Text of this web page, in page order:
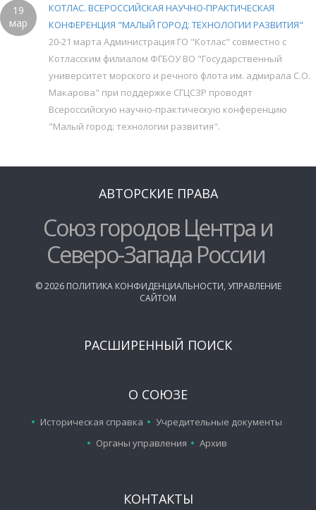
19
мар
КОТЛАС. ВСЕРОССИЙСКАЯ НАУЧНО-ПРАКТИЧЕСКАЯ
КОНФЕРЕНЦИЯ "МАЛЫЙ ГОРОД: ТЕХНОЛОГИИ РАЗВИТИЯ"
20-21 марта Администрация ГО "Котлас" совместно с
Котласским филиалом ФГБОУ ВО "Государственный
университет морского и речного флота им. адмирала С.О.
Макарова" при поддержке СГЦСЗР проводят
Всероссийскую научно-практическую конференцию
"Малый город: технологии развития".
АВТОРСКИЕ ПРАВА
Союз городов Центра и
Северо-Запада России
©2026 ПОЛИТИКА КОНФИДЕНЦИАЛЬНОСТИ, УПРАВЛЕНИЕ
САЙТОМ
РАСШИРЕННЫЙ ПОИСК
О СОЮЗЕ
Историческая справка
Учредительные документы
Органы управления
Архив
КОНТАКТЫ